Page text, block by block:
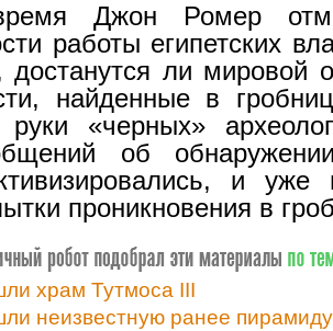
Джон Ромер
работы египетских
достанутся ли мировой
найденные в
«черных»
об
и уже
проникновения в
храм Тутмоса III
неизвестную ранее пирамиду